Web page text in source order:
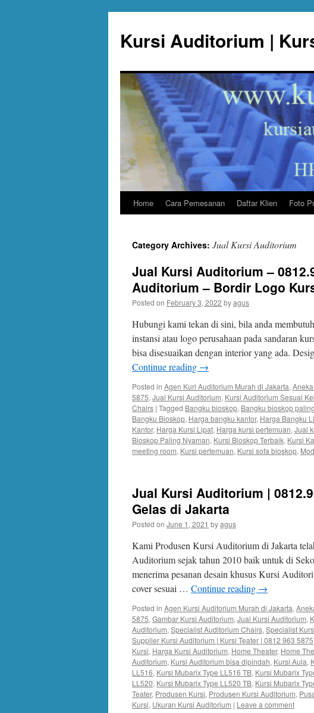
content
Kursi Auditorium |
Home Cara Pemesanan Daftar Klien Foto
Category Archives: Jual Kursi Auditorium
Jual Kursi Auditorium –
Auditorium – Bordir Logo
Posted on February 3, 2022 byagus
Hubungi kami tekan di sini, bila anda
instansi atau logo perusahaan pada sandaran
bisa disesuaikan dengan interior yang ada.
Continue reading →
Posted in Agen Kuri Auditorium Murah di Jakarta,
5875, Jual Kursi Auditorium, Kursi Auditorium Sesuai
Chairs | Tagged Bangku bioskop, Bangku bioskop
Bangku Bioskop, Harga bangku kantor, Harga Bangku
Kantor, Harga Kursi Lipat, Harga kursi pertemuan, Jual
Bioskop Paling Nyaman, Kursi Bioskop Terbaik, Kursi
meeting room, Kursi pertemuan, Kursi sofa bioskop,
Jual Kursi Auditorium |
Gelas di Jakarta
Posted on June 1, 2021 byagus
Kami Produsen Kursi Auditorium di Jakarta
Auditorium sejak tahun 2010 baik untuk di
menerima pesanan desain khusus Kursi
cover sesuai … Continue reading →
Posted in Agen Kursi Auditorium Murah di Jakarta,
5875, Gambar Kursi Auditorium, Jual Kursi Auditorium,
Auditorium, Specialist Auditorium Chairs, Specialist
Supplier Kursi Auditorium | Kursi Teater | 0812 963 5875
Kursi, Harga Kursi Auditorium, Home Theater, Home
Auditorium, Kursi Auditorium bisa dipindah, Kursi Aula,
LL516, Kursi Mubarix Type LL516 TB, Kursi Mubarix
LL520, Kursi Mubarix Type LL520 TB, Kursi Mubarix
Teater, Produsen Kursi, Produsen Kursi Auditorium,
Kursi, Ukuran Kursi Auditorium | Leave a comment